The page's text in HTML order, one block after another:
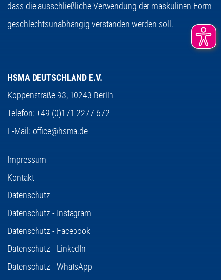
dass die ausschließliche Verwendung der maskulinen Form
geschlechtsunabhängig verstanden werden soll.
HSMA DEUTSCHLAND E.V.
Koppenstraße 93, 10243 Berlin
Telefon: +49 (0)171 2277 672
E-Mail: office@hsma.de
Impressum
Kontakt
Datenschutz
Datenschutz - Instagram
Datenschutz - Facebook
Datenschutz - LinkedIn
Datenschutz - WhatsApp